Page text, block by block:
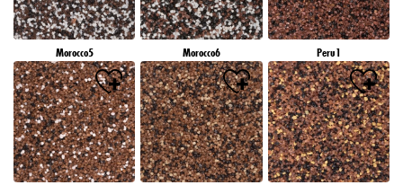
Morocco5 Morocco6 Peru1